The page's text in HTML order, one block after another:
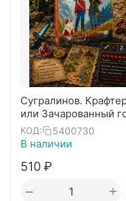
Сугралинов.
или Зачарованный
КОД: 5400730
В наличии
‍510‍₽
+
−